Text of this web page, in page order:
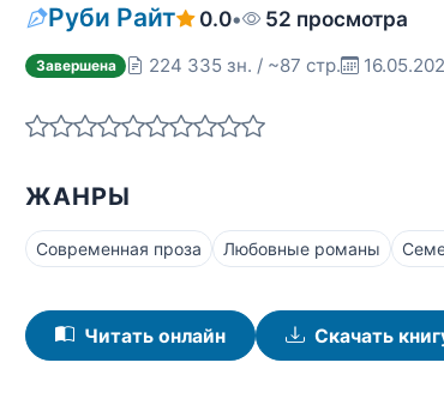
Руби Райт 0.0• 52 просмотра
Завершена 224 335 зн. / ~87 стр.
ЖАНРЫ
Современная проза Любовные романы
Читать онлайн Скачать